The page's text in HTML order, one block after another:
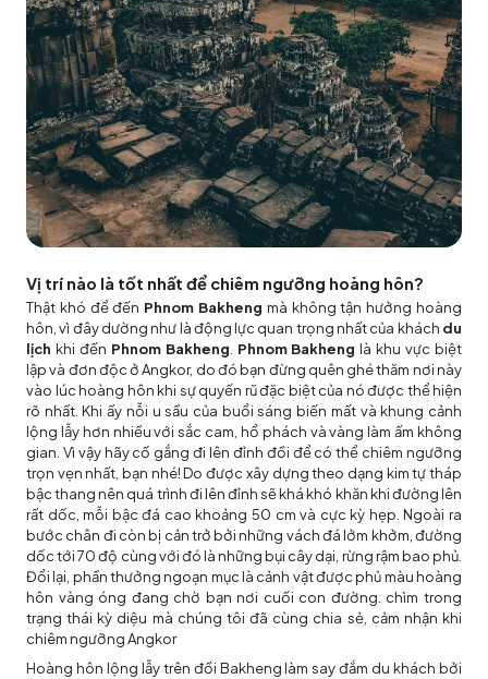
Vị trí nào là tốt nhất để chiêm ngưỡng hoàng hôn?
Thật khó để đến Phnom Bakheng mà không tận hưởng hoàng
hôn, vì đây dường như là động lực quan trọng nhất của khách du
lịch khi đến Phnom Bakheng. Phnom Bakheng là khu vực biệt
lập và đơn độc ở Angkor, do đó bạn đừng quên ghé thăm nơi này
vào lúc hoàng hôn khi sự quyến rũ đặc biệt của nó được thể hiện
rõ nhất. Khi ấy nỗi u sầu của buổi sáng biến mất và khung cảnh
lộng lẫy hơn nhiều với sắc cam, hổ phách và vàng làm ấm không
gian. Vì vậy hãy cố gắng đi lên đỉnh đồi để có thể chiêm ngưỡng
trọn vẹn nhất, bạn nhé! Do được xây dựng theo dạng kim tự tháp
bậc thang nên quá trình đi lên đỉnh sẽ khá khó khăn khi đường lên
rất dốc, mỗi bậc đá cao khoảng 50 cm và cực kỳ hẹp. Ngoài ra
bước chân đi còn bị cản trở bởi những vách đá lởm khởm, đường
dốc tới 70 độ cùng với đó là những bụi cây dại, rừng rậm bao phủ.
Đổi lại, phần thưởng ngoạn mục là cảnh vật được phủ màu hoàng
hôn vàng óng đang chờ bạn nơi cuối con đường. chìm trong
trạng thái kỳ diệu mà chúng tôi đã cùng chia sẻ, cảm nhận khi
chiêm ngưỡng Angkor
Hoàng hôn lộng lẫy trên đồi Bakheng làm say đắm du khách bởi